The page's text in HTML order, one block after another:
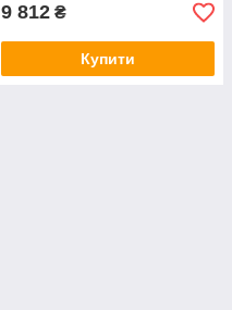
9 812 ₴
Купити